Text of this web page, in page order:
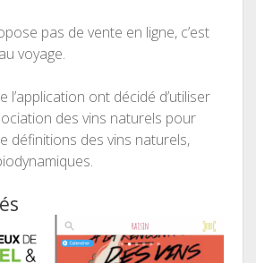
pas de vente en ligne, c’est
voyage.
l’application ont décidé d’utiliser
des vins naturels pour
définitions des vins naturels,